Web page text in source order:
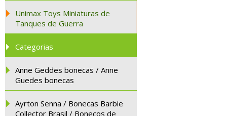
Unimax Toys Miniaturas de
Tanques de Guerra
Categorias
Anne Geddes bonecas / Anne
Guedes bonecas
Ayrton Senna / Bonecas Barbie
Collector Brasil / Bonecos de